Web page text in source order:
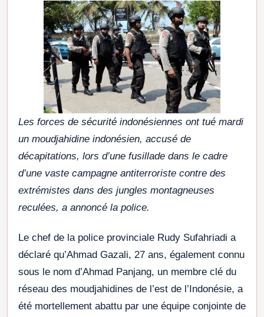
Les forces de sécurité indonésiennes ont tué mardi
un moudjahidine indonésien, accusé de
décapitations, lors d’une fusillade dans le cadre
d’une vaste campagne antiterroriste contre des
extrémistes dans des jungles montagneuses
reculées, a annoncé la police.
Le chef de la police provinciale Rudy Sufahriadi a
déclaré qu’Ahmad Gazali, 27 ans, également connu
sous le nom d’Ahmad Panjang, un membre clé du
réseau des moudjahidines de l’est de l’Indonésie, a
été mortellement abattu par une équipe conjointe de